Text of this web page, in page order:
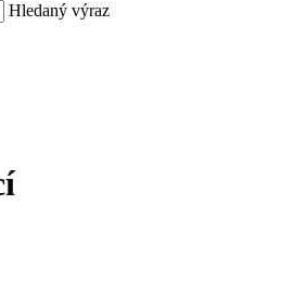
Hledaný výraz